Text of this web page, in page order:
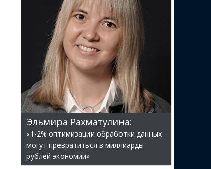
Эльмира Рахматулина:
«1-2% оптимизации обработки данных
могут превратиться в миллиарды
рублей экономии»